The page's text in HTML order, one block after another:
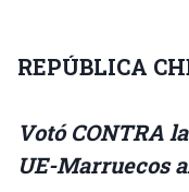
REPÚBLICA
Votó CONTRA
UE-Marruecos